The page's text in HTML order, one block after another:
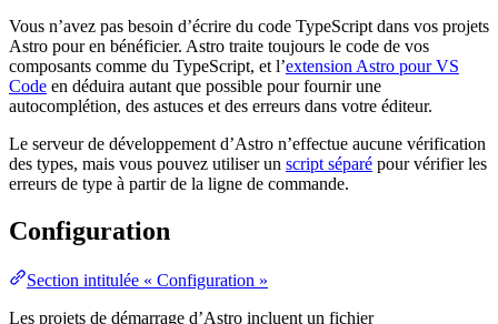
Vous n’avez pas besoin d’écrire du code TypeScript dans vos projets
Astro pour en bénéficier. Astro traite toujours le code de vos
composants comme du TypeScript, et l’extension Astro pour VS
Code en déduira autant que possible pour fournir une
autocomplétion, des astuces et des erreurs dans votre éditeur.
Le serveur de développement d’Astro n’effectue aucune vérification
des types, mais vous pouvez utiliser un script séparé pour vérifier les
erreurs de type à partir de la ligne de commande.
Configuration
Section intitulée « Configuration »
Les projets de démarrage d’Astro incluent un fichier